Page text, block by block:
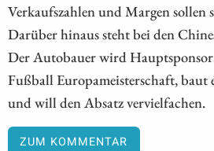
Verkaufszahlen und Margen sollen
Darüber hinaus steht bei den
Der Autobauer wird
Fußball Europameisterschaft,
und will den Absatz vervielfachen.
ZUM KOMMENTAR